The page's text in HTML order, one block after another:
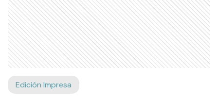
Edición Impresa